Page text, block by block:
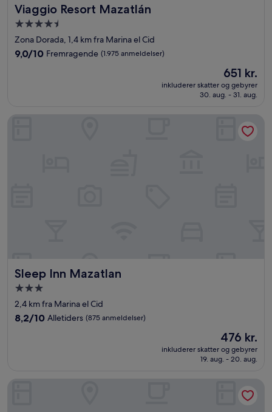
Viaggio Resort Mazatlán
Viaggio Resort Mazatlán
4.5-
stjernet
overnatningssted
Zona Dorada, 1,4 km fra Marina el Cid
9.0
anmeldelser)
9,0/10 Fremragende (1.975 anmeldelser)
Prisen
651 kr.
651 kr.
inkluderer skatter og gebyrer
30. aug. - 31. aug.
Sleep Inn Mazatlan
Sleep Inn Mazatlan
3.0-
stjernet
overnatningssted
2,4 km fra Marina el Cid
8.2
anmeldelser)
8,2/10 Alletiders (875 anmeldelser)
Prisen
er
476 kr.
476 kr.
inkluderer skatter og gebyrer
19. aug. - 20. aug.
Sleep Inn Mazatlan